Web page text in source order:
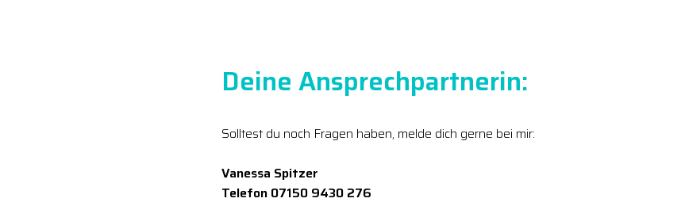
Deine Ansprechpartnerin:
Solltest du noch Fragen haben, melde dich gerne bei mir:
Vanessa Spitzer
Telefon 07150 9430 276